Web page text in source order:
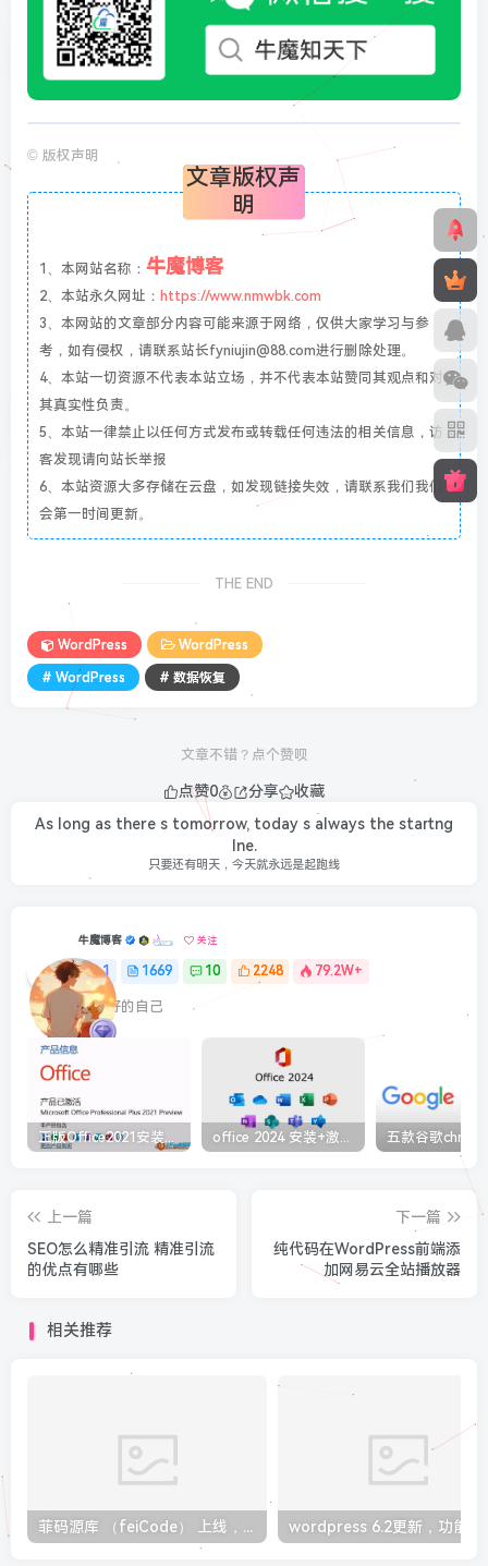
© 版权声明
文章版权声
明
1、本网站名称： 牛魔博客
2、本站永久网址： https://www.nmwbk.com
3、本网站的文章部分内容可能来源于网络，仅供大家学习与参
考，如有侵权，请联系站长fyniujin@88.com进行删除处理。
4、本站一切资源不代表本站立场，并不代表本站赞同其观点和对
其真实性负责。
5、本站一律禁止以任何方式发布或转载任何违法的相关信息，访
客发现请向站长举报
6、本站资源大多存储在云盘，如发现链接失效，请联系我们我们
会第一时间更新。
THE END
WordPress WordPress
# WordPress # 数据恢复
文章不错？点个赞呗
点赞0 分享
收藏
As long as there s tomorrow, today s always the startng
lne.
只要还有明天，今天就永远是起跑线
牛魔博客 关注
1 1669 10 2248 79.2W+
最最好的自己
正版Office2021安装与激活图解教程 利用工具office tool plus office 2024 安装+激活免费（附下载详细安装教程）
上一篇
SEO怎么精准引流 精准引流
的优点有哪些
下一篇
纯代码在WordPress前端添
加网易云全站播放器
相关推荐
菲码源库 （feiCode） 上线，更现代化的 WordPress 插件托管及开源代码服务